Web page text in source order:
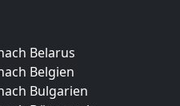
Belarus
Belgien
Bulgarien